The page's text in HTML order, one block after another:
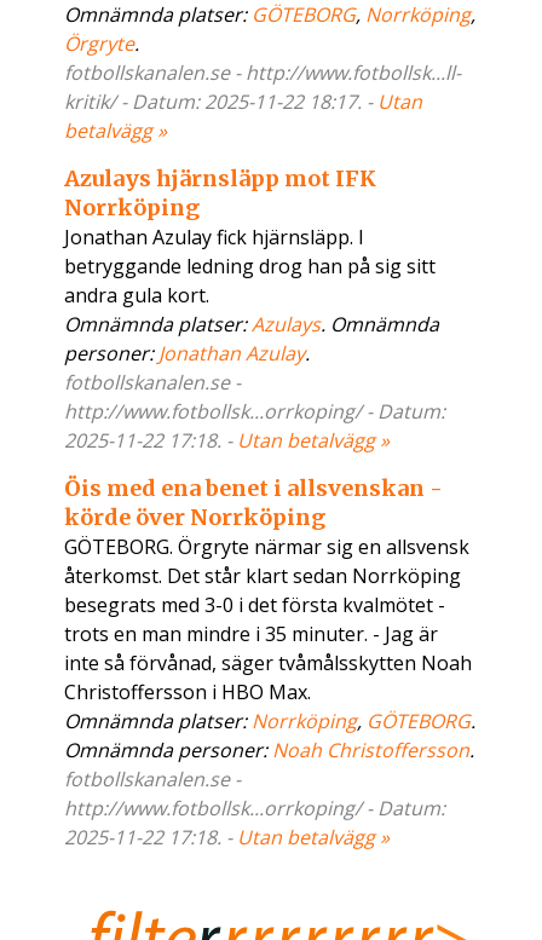
Omnämnda platser: GÖTEBORG, Norrköping,
Örgryte.
fotbollskanalen.se - http://www.fotbollsk...ll-
kritik/ - Datum: 2025-11-22 18:17. - Utan
betalvägg »
Azulays hjärnsläpp mot IFK
Norrköping
Jonathan Azulay fick hjärnsläpp. I
betryggande ledning drog han på sig sitt
andra gula kort.
Omnämnda platser:Azulays. Omnämnda
personer:Jonathan Azulay.
fotbollskanalen.se -
http://www.fotbollsk...orrkoping/ - Datum:
2025-11-22 17:18. - Utan betalvägg »
Öis med ena benet i allsvenskan -
körde över Norrköping
GÖTEBORG. Örgryte närmar sig en allsvensk
återkomst. Det står klart sedan Norrköping
besegrats med 3-0 i det första kvalmötet -
trots en man mindre i 35 minuter. - Jag är
inte så förvånad, säger tvåmålsskytten Noah
Christoffersson i HBO Max.
Omnämnda platser:Norrköping, GÖTEBORG.
Omnämnda personer:Noah Christoffersson.
fotbollskanalen.se -
http://www.fotbollsk...orrkoping/ - Datum:
2025-11-22 17:18. - Utan betalvägg »